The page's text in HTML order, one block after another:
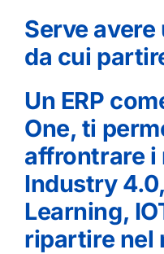
Serve
da cui
Un ERP
One, ti
affrontrare i
Industry
Learning,
ripartire nel